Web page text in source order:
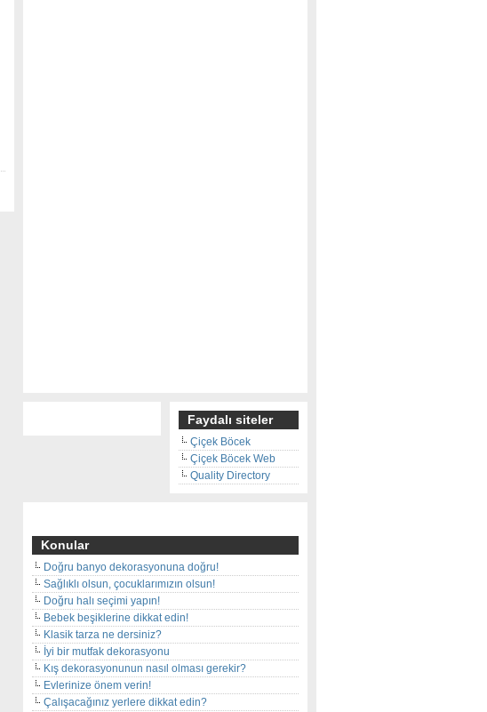
Faydalı siteler
Çiçek Böcek
Çiçek Böcek Web
Quality Directory
Konular
Doğru banyo dekorasyonuna doğru!
Sağlıklı olsun, çocuklarımızın olsun!
Doğru halı seçimi yapın!
Bebek beşiklerine dikkat edin!
Klasik tarza ne dersiniz?
İyi bir mutfak dekorasyonu
Kış dekorasyonunun nasıl olması gerekir?
Evlerinize önem verin!
Çalışacağınız yerlere dikkat edin?